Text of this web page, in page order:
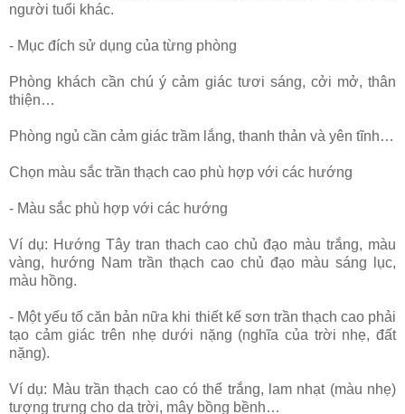
người tuổi khác.
- Mục đích sử dụng của từng phòng
Phòng khách cần chú ý cảm giác tươi sáng, cởi mở, thân
thiện…
Phòng ngủ cần cảm giác trầm lắng, thanh thản và yên tĩnh…
Chọn màu sắc trần thạch cao phù hợp với các hướng
- Màu sắc phù hợp với các hướng
Ví dụ: Hướng Tây tran thach cao chủ đạo màu trắng, màu
vàng, hướng Nam trần thạch cao chủ đạo màu sáng lục,
màu hồng.
- Một yếu tố căn bản nữa khi thiết kế sơn trần thạch cao phải
tạo cảm giác trên nhẹ dưới nặng (nghĩa của trời nhẹ, đất
nặng).
Ví dụ: Màu trần thạch cao có thể trắng, lam nhạt (màu nhẹ)
tượng trưng cho da trời, mây bồng bềnh…